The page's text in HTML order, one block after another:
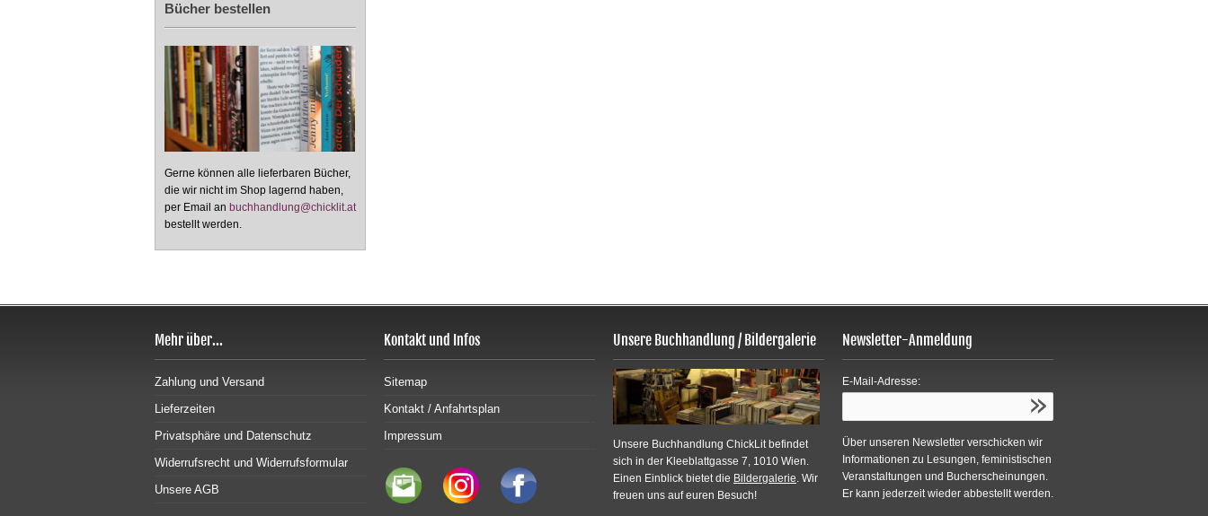
Bücher bestellen
Gerne können alle lieferbaren Bücher,
die wir nicht im Shop lagernd haben,
per Email an buchhandlung@chicklit.at
bestellt werden.
Mehr über...
Zahlung und Versand
Lieferzeiten
Privatsphäre und Datenschutz
Widerrufsrecht und Widerrufsformular
Unsere AGB
Kontakt und Infos
Sitemap
Kontakt / Anfahrtsplan
Impressum
Unsere Buchhandlung / Bildergalerie
Unsere Buchhandlung ChickLit befindet
sich in der Kleeblattgasse 7, 1010 Wien.
Einen Einblick bietet die Bildergalerie. Wir
freuen uns auf euren Besuch!
Newsletter-Anmeldung
E-Mail-Adresse:
Über unseren Newsletter verschicken wir
Informationen zu Lesungen, feministischen
Veranstaltungen und Bucherscheinungen.
Er kann jederzeit wieder abbestellt werden.